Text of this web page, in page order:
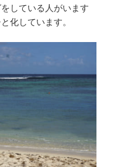
している人がいます
化しています。